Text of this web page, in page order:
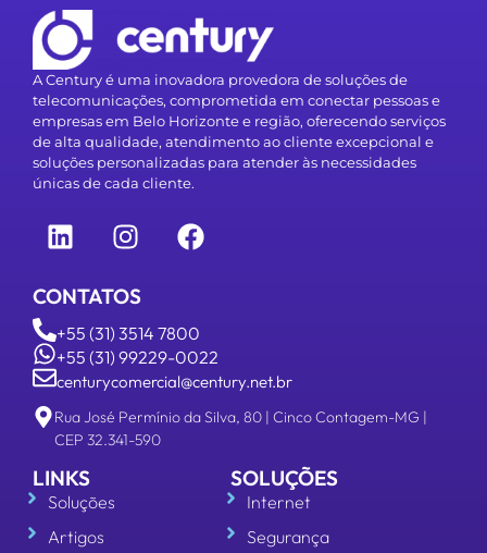
A Century é uma inovadora provedora de soluções de
telecomunicações, comprometida em conectar pessoas e
empresas em Belo Horizonte e região, oferecendo serviços
de alta qualidade, atendimento ao cliente excepcional e
soluções personalizadas para atender às necessidades
únicas de cada cliente.
CONTATOS
+55 (31) 3514 7800
+55 (31) 99229-0022
centurycomercial@century.net.br
Rua José Permínio da Silva, 80 | Cinco Contagem-MG |
CEP 32.341-590
LINKS
Soluções
Artigos
SOLUÇÕES
Internet
Segurança